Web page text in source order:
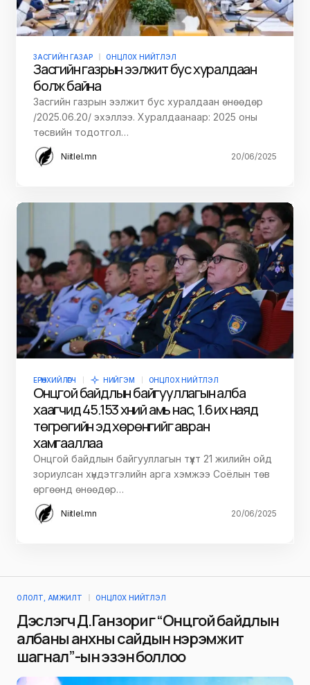
ЗАСГИЙН ГАЗАР ОНЦЛОХ НИЙТЛЭЛ
Засгийн газрын ээлжит бус хуралдаан
болж байна
Засгийн газрын ээлжит бус хуралдаан өнөөдөр
/2025.06.20/ эхэллээ. Хуралдаанаар: 2025 оны
төсвийн тодотгол…
Niitlel.mn 20/06/2025
ЕРӨНХИЙЛӨГЧ НИЙГЭМ ОНЦЛОХ НИЙТЛЭЛ
Онцгой байдлын байгууллагын алба
хаагчид 45.153 хүний амь нас, 1.6 их наяд
төгрөгийн эд хөрөнгийг авран
хамгааллаа
Онцгой байдлын байгууллагын түүхт 21 жилийн ойд
зориулсан хүндэтгэлийн арга хэмжээ Соёлын төв
өргөөнд өнөөдөр…
Niitlel.mn 20/06/2025
ОЛОЛТ, АМЖИЛТ ОНЦЛОХ НИЙТЛЭЛ
Дэслэгч Д.Ганзориг “Онцгой байдлын
албаны анхны сайдын нэрэмжит
шагнал”-ын эзэн боллоо